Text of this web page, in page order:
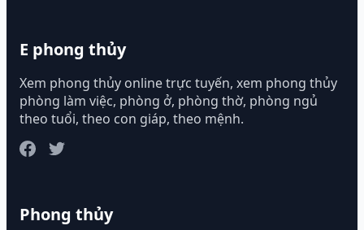
E phong thủy
Xem phong thủy online trực tuyến, xem phong thủy
phòng làm việc, phòng ở, phòng thờ, phòng ngủ
theo tuổi, theo con giáp, theo mệnh.
Phong thủy